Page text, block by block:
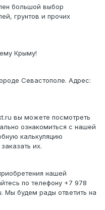
большой выбор
грунтов и прочих
Крыму!
Севастополе. Адрес:
вы можете посмотреть
ознакомиться с нашей
калькуляцию
их.
нашей
по телефону +7 978
Мы будем рады ответить на